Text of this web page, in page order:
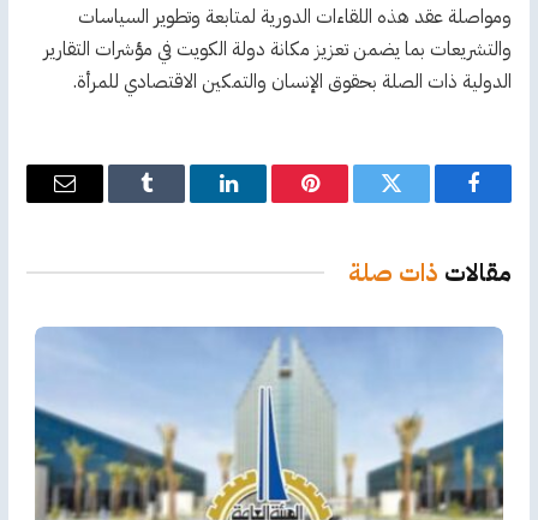
ومواصلة عقد هذه اللقاءات الدورية لمتابعة وتطوير السياسات
والتشريعات بما يضمن تعزيز مكانة دولة الكويت في مؤشرات التقارير
الدولية ذات الصلة بحقوق الإنسان والتمكين الاقتصادي للمرأة.
فيسبوك تويتر بينتيريستلينكدإن Tumblr
البريد
مقالات ذات صلة